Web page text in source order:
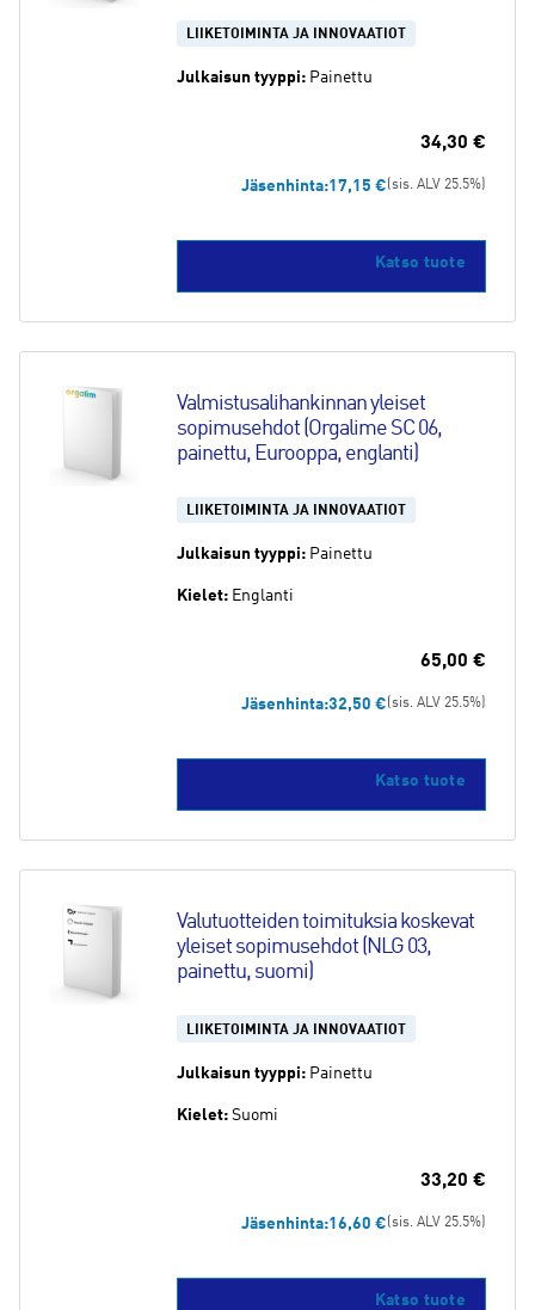
LIIKETOIMINTA JA INNOVAATIOT
Julkaisun tyyppi: Painettu
34,30 €
Jäsenhinta:17,15 € (sis. ALV 25.5%)
Katso tuote
Valmistusalihankinnan yleiset
sopimusehdot (Orgalime SC 06,
painettu, Eurooppa, englanti)
LIIKETOIMINTA JA INNOVAATIOT
Julkaisun tyyppi: Painettu
Kielet: Englanti
65,00 €
Jäsenhinta:32,50 €(sis. ALV 25.5%)
Katso tuote
Valutuotteiden toimituksia koskevat
yleiset sopimusehdot (NLG 03,
painettu, suomi)
LIIKETOIMINTA JA INNOVAATIOT
Julkaisun tyyppi: Painettu
Kielet: Suomi
33,20 €
Jäsenhinta:16,60 € (sis. ALV 25.5%)
Katso tuote